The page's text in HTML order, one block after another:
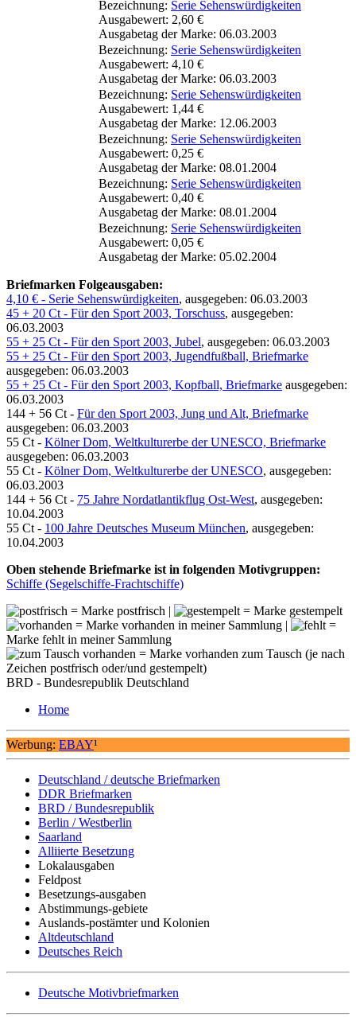
Bezeichnung: Serie Sehenswürdigkeiten
Ausgabewert: 2,60 €
Ausgabetag der Marke: 06.03.2003
Bezeichnung: Serie Sehenswürdigkeiten
Ausgabewert: 4,10 €
Ausgabetag der Marke: 06.03.2003
Bezeichnung: Serie Sehenswürdigkeiten
Ausgabewert: 1,44 €
Ausgabetag der Marke: 12.06.2003
Bezeichnung: Serie Sehenswürdigkeiten
Ausgabewert: 0,25 €
Ausgabetag der Marke: 08.01.2004
Bezeichnung: Serie Sehenswürdigkeiten
Ausgabewert: 0,40 €
Ausgabetag der Marke: 08.01.2004
Bezeichnung: Serie Sehenswürdigkeiten
Ausgabewert: 0,05 €
Ausgabetag der Marke: 05.02.2004
Briefmarken Folgeausgaben:
4,10 € - Serie Sehenswürdigkeiten, ausgegeben: 06.03.2003
45 + 20 Ct - Für den Sport 2003, Torschuss, ausgegeben:
06.03.2003
55 + 25 Ct - Für den Sport 2003, Jubel, ausgegeben: 06.03.2003
55 + 25 Ct - Für den Sport 2003, Jugendfußball, Briefmarke
ausgegeben: 06.03.2003
55 + 25 Ct - Für den Sport 2003, Kopfball, Briefmarke ausgegeben:
06.03.2003
144 + 56 Ct - Für den Sport 2003, Jung und Alt, Briefmarke
ausgegeben: 06.03.2003
55 Ct - Kölner Dom, Weltkulturerbe der UNESCO, Briefmarke
ausgegeben: 06.03.2003
55 Ct - Kölner Dom, Weltkulturerbe der UNESCO, ausgegeben:
06.03.2003
144 + 56 Ct - 75 Jahre Nordatlantikflug Ost-West, ausgegeben:
10.04.2003
55 Ct - 100 Jahre Deutsches Museum München, ausgegeben:
10.04.2003
Oben stehende Briefmarke ist in folgenden Motivgruppen:
Schiffe (Segelschiffe-Frachtschiffe)
= Marke postfrisch |
= Marke gestempelt
= Marke vorhanden in meiner Sammlung |
=
Marke fehlt in meiner Sammlung
= Marke vorhanden zum Tausch (je nach
Zeichen postfrisch oder/und gestempelt)
BRD - Bundesrepublik Deutschland
Home
Werbung: EBAY¹
Deutschland / deutsche Briefmarken
DDR Briefmarken
BRD / Bundesrepublik
Berlin / Westberlin
Saarland
Alliierte Besetzung
Lokalausgaben
Feldpost
Besetzungs-ausgaben
Abstimmungs-gebiete
Auslands-postämter und Kolonien
Altdeutschland
Deutsches Reich
Deutsche Motivbriefmarken